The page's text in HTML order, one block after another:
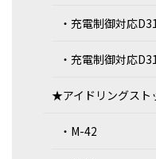
・充電制御対応
・充電制御対応
★アイドリングスト
・M-42